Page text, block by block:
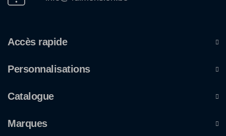
Accès rapide
Personnalisations
Catalogue
Marques